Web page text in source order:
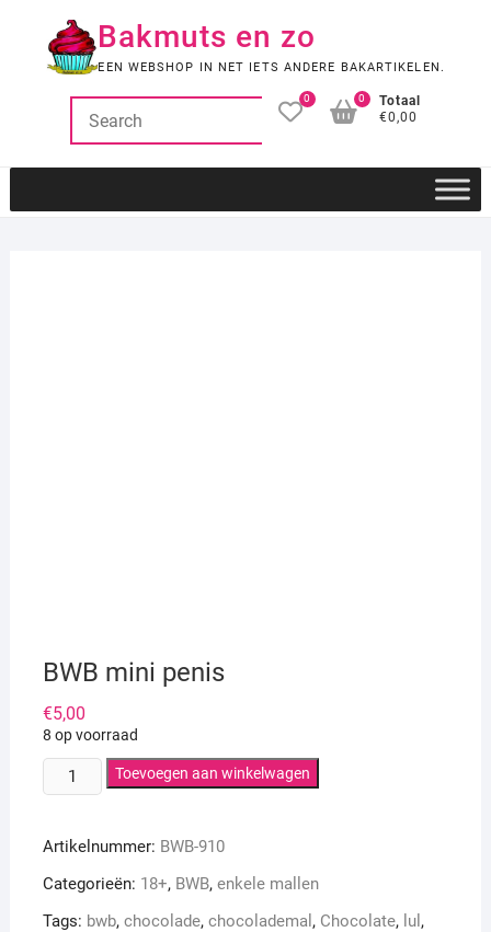
Bakmuts en zo
EEN WEBSHOP IN NET IETS ANDERE BAKARTIKELEN.
0
Totaal
€0,00
0
BWB mini penis
€5,00
8 op voorraad
BWB
mini
aantal
Toevoegen aan winkelwagen
Artikelnummer: BWB-910
Categorieën: 18+, BWB, enkele mallen
Tags: bwb, chocolade, chocolademal , Chocolate, lul ,